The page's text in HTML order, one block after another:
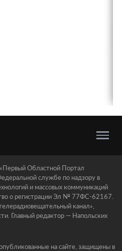
Областной Портал
службе по надзору в
и массовых коммуникаций
о регистрации Эл № 77ФС-62167.
канал»,
Главный редактор — Напольских
на сайте, защищены в